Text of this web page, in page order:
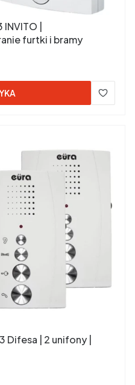
|
furtki i bramy
Difesa | 2 unifony |